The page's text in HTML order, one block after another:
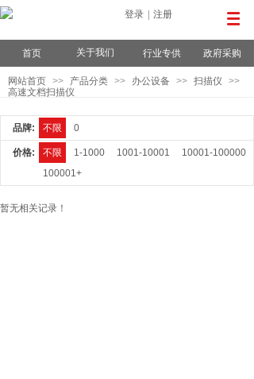
登录 注册
首页 关于我们 行业专供 政府采购
网站首页 >> 产品分类 >> 办公设备 >> 扫描仪
>>
高速文档扫描仪
品牌: 不限 0
价格: 不限 1-1000 1001-10001
10001-100000
100001+
暂无相关记录！